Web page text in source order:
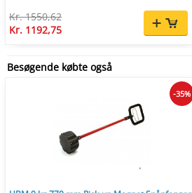
Kr. 1550,62
Kr. 1192,75
Besøgende købte også
-35%